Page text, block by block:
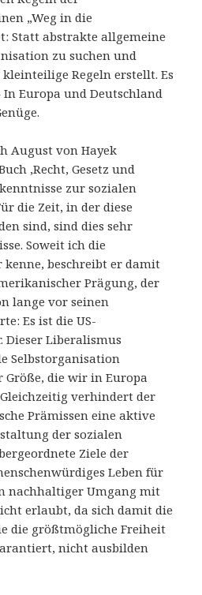
„Weg in die
Statt abstrakte allgemeine
zu suchen und
Regeln erstellt. Es
Europa und Deutschland
August von Hayek
‚Recht, Gesetz und
zur sozialen
die Zeit, in der diese
sind, sind dies sehr
Soweit ich die
beschreibt er damit
Prägung, der
lange vor seinen
Es ist die US-
Dieser Liberalismus
Selbstorganisation
die wir in Europa
verhindert der
Prämissen eine aktive
der sozialen
Ziele der
Leben für
nachhaltiger Umgang mit
erlaubt, da sich damit die
die größtmögliche Freiheit
nicht ausbilden